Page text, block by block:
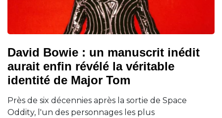
David Bowie : un manuscrit inédit
aurait enfin révélé la véritable
identité de Major Tom
Près de six décennies après la sortie de Space
Oddity, l'un des personnages les plus